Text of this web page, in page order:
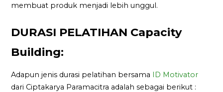
membuat produk menjadi lebih unggul.
DURASI PELATIHAN Capacity
Building:
Adapun jenis durasi pelatihan bersama ID Motivator
dari Ciptakarya Paramacitra adalah sebagai berikut :